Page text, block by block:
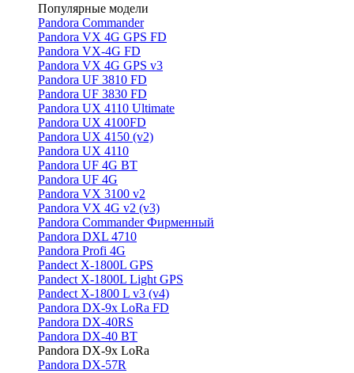
Популярные модели
Pandora Commander
Pandora VX 4G GPS FD
Pandora VX-4G FD
Pandora VX 4G GPS v3
Pandora UF 3810 FD
Pandora UF 3830 FD
Pandora UX 4110 Ultimate
Pandora UX 4100FD
Pandora UX 4150 (v2)
Pandora UX 4110
Pandora UF 4G BT
Pandora UF 4G
Pandora VX 3100 v2
Pandora VX 4G v2 (v3)
Pandora Commander Фирменный
Pandora DXL 4710
Pandora Profi 4G
Pandect X-1800L GPS
Pandect X-1800L Light GPS
Pandect X-1800 L v3 (v4)
Pandora DX-9x LoRa FD
Pandora DX-40RS
Pandora DX-40 BT
Pandora DX-9x LoRa
Pandora DX-57R